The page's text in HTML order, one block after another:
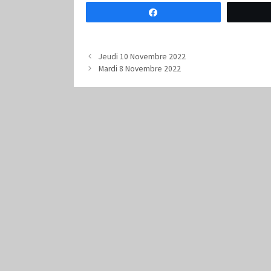
Jeudi 10 Novembre 2022
Mardi 8 Novembre 2022